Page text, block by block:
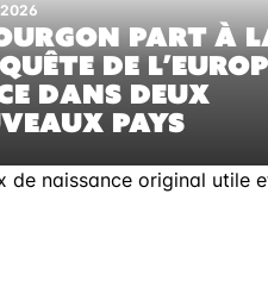
2026
PART À
DE
DANS DEUX
PAYS